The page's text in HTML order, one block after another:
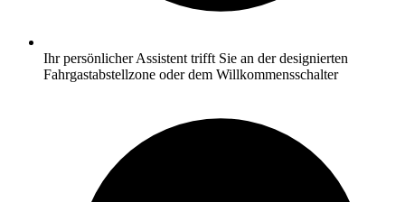
Ihr persönlicher Assistent trifft Sie an der designierten
Fahrgastabstellzone oder dem Willkommensschalter